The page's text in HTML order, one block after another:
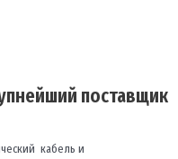
поставщик
кабель и